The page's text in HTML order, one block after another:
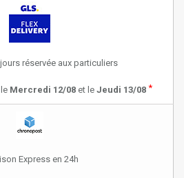
réservée aux particuliers
Mercredi 12/08 et le Jeudi 13/08 *
Express en 24h